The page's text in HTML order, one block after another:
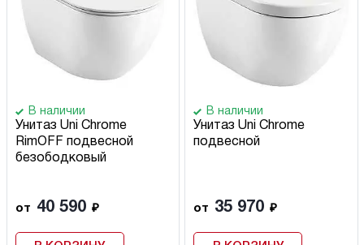
В наличии
Унитаз Uni Chrome
RimOFF подвесной
безободковый
от 40 590 ₽
В наличии
Унитаз Uni Chrome
подвесной
от 35 970 ₽